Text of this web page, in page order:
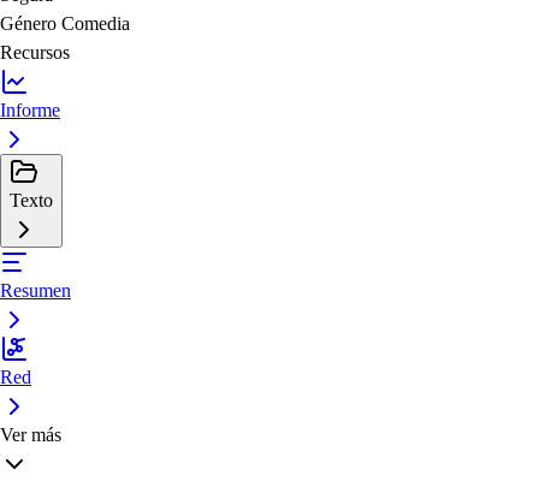
Género Comedia
Recursos
Informe
Texto
Resumen
Red
Ver más